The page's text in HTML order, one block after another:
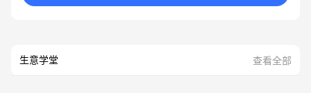
生意学堂 查看全部